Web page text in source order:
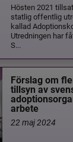
Hösten 2021
statlig offentlig
kallad
Utredningen har
S...
Förslag om
tillsyn av
arbete
22 maj 2024